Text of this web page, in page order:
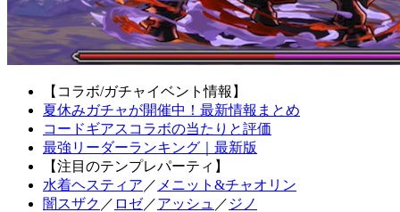
【コラボ/ガチャイベント情報】
夏休みガチャが開催中！最新情報まとめ
コードギアスコラボの当たりと評価
最強リーダーランキング｜最新版
【注目のテンプレパーティ】
水着ヘスティア ／ メニット&チャオリン
闇スザク ／ ロゼ／アッシュ ／ ジノ